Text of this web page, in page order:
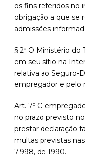
os fins referidos no
obrigação a que se
admissões
§ 2º O Ministério do
em seu sítio na
relativa ao Seguro-
empregador e pelo
Art. 7º O
no prazo previsto
prestar declaração
multas previstas
7.998, de 1990.